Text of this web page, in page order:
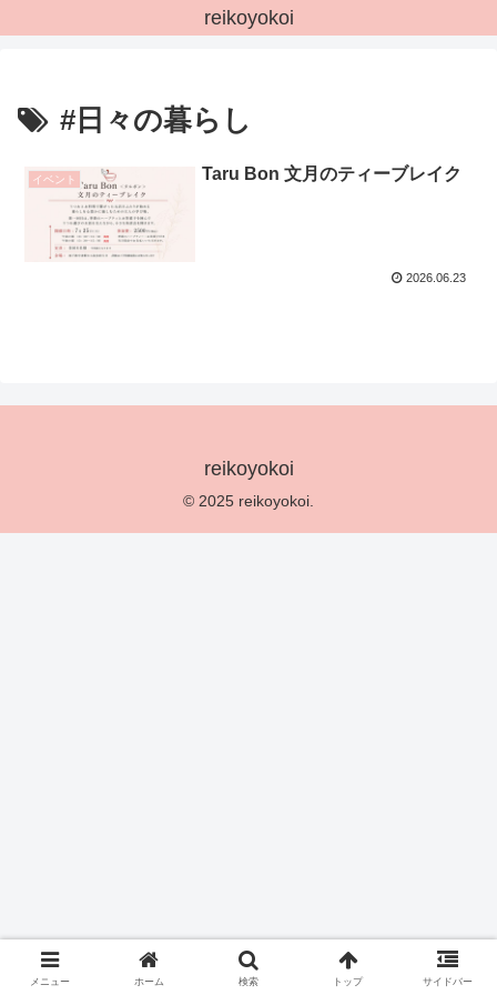
reikoyokoi
#日々の暮らし
イベント Taru Bon 文月のティーブレイク
2026.06.23
reikoyokoi
© 2025 reikoyokoi.
メニュー ホーム 検索 トップ サイドバー